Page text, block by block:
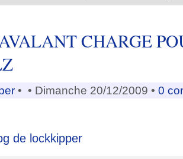
CHARGE
• • Dimanche 20/12/2009 • 0
de lockkipper